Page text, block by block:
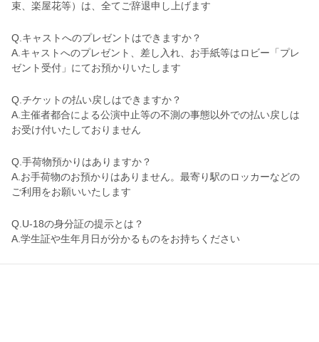
束、楽屋花等）は、全てご辞退申し上げます
Q.キャストへのプレゼントはできますか？
A.キャストへのプレゼント、差し入れ、お手紙等はロビー「プレ
ゼント受付」にてお預かりいたします
Q.チケットの払い戻しはできますか？
A.主催者都合による公演中止等の不測の事態以外での払い戻しは
お受け付いたしておりません
Q.手荷物預かりはありますか？
A.お手荷物のお預かりはありません。最寄り駅のロッカーなどの
ご利用をお願いいたします
Q.U-18の身分証の提示とは？
A.学生証や生年月日が分かるものをお持ちください